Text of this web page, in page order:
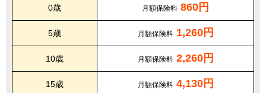
0歳 月額保険料 860円
5歳 月額保険料 1,260円
10歳 月額保険料 2,260円
15歳 月額保険料 4,130円